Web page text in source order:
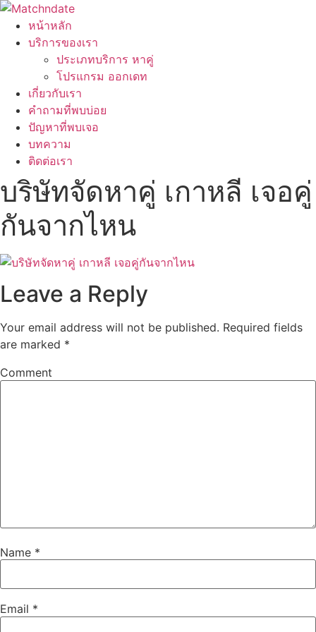
หน้าหลัก
บริการของเรา
ประเภทบริการ หาคู่
โปรแกรม ออกเดท
เกี่ยวกับเรา
คำถามที่พบบ่อย
ปัญหาที่พบเจอ
บทความ
ติดต่อเรา
บริษัทจัดหาคู่ เกาหลี เจอคู่
กันจากไหน
Leave a Reply
Your email address will not be published. Required fields
are marked *
Comment
Name *
Email *